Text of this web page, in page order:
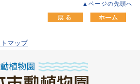
▲ページの先頭へ
マップ